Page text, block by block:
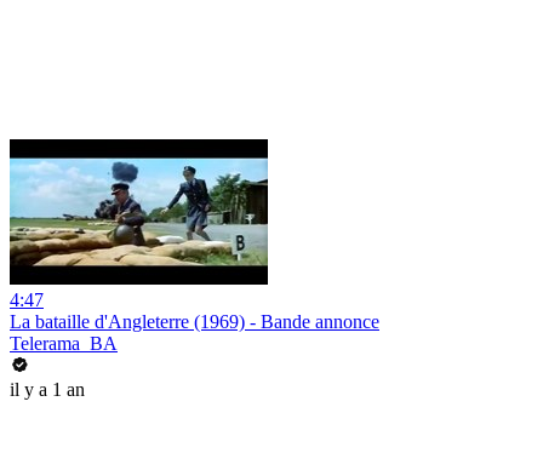
4:47
La bataille d'Angleterre (1969) - Bande annonce
Telerama_BA
il y a 1 an